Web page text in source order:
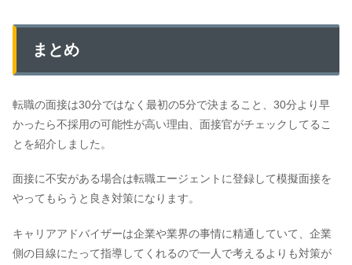
まとめ
転職の面接は30分ではなく最初の5分で決まること、30分より早
かったら不採用の可能性が高い理由、面接官がチェックしてるこ
とを紹介しました。
面接に不安がある場合は転職エージェントに登録して模擬面接を
やってもらうと良き対策になります。
キャリアアドバイザーは企業や業界の事情に精通していて、企業
側の目線にたって指導してくれるので一人で考えるよりも対策が